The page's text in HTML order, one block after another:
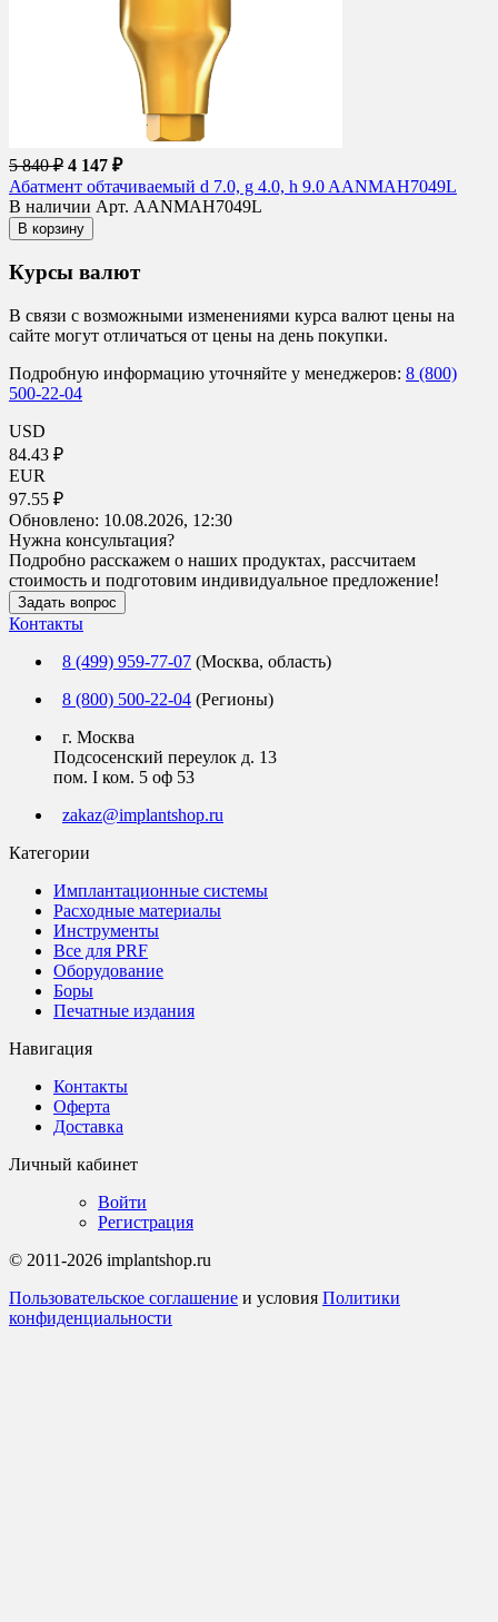
5 840 ₽ 4 147 ₽
Абатмент обтачиваемый d 7.0, g 4.0, h 9.0 AANMAH7049L
В наличии Арт. AANMAH7049L
В корзину
Курсы валют
В связи с возможными изменениями курса валют цены на
сайте могут отличаться от цены на день покупки.
Подробную информацию уточняйте у менеджеров: 8 (800)
500-22-04
USD
84.43 ₽
EUR
97.55 ₽
Обновлено: 10.08.2026, 12:30
Нужна консультация?
Подробно расскажем о наших продуктах, рассчитаем
стоимость и подготовим индивидуальное предложение!
Задать вопрос
Контакты
8 (499) 959-77-07 (Москва, область)
8 (800) 500-22-04 (Регионы)
г. Москва
Подсосенский переулок д. 13
пом. I ком. 5 оф 53
zakaz@implantshop.ru
Категории
Имплантационные системы
Расходные материалы
Инструменты
Все для PRF
Оборудование
Боры
Печатные издания
Навигация
Контакты
Оферта
Доставка
Личный кабинет
Войти
Регистрация
© 2011-2026 implantshop.ru
Пользовательское соглашение и условия Политики
конфиденциальности